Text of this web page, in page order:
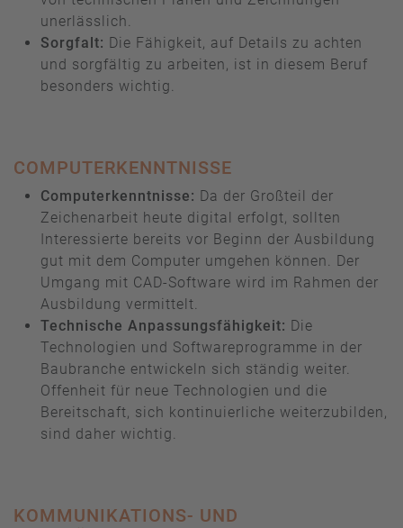
unerlässlich.
Sorgfalt: Die Fähigkeit, auf Details zu achten
und sorgfältig zu arbeiten, ist in diesem Beruf
besonders wichtig.
COMPUTERKENNTNISSE
Computerkenntnisse: Da der Großteil der
Zeichenarbeit heute digital erfolgt, sollten
Interessierte bereits vor Beginn der Ausbildung
gut mit dem Computer umgehen können. Der
Umgang mit CAD-Software wird im Rahmen der
Ausbildung vermittelt.
Technische Anpassungsfähigkeit: Die
Technologien und Softwareprogramme in der
Baubranche entwickeln sich ständig weiter.
Offenheit für neue Technologien und die
Bereitschaft, sich kontinuierliche weiterzubilden,
sind daher wichtig.
KOMMUNIKATIONS- UND